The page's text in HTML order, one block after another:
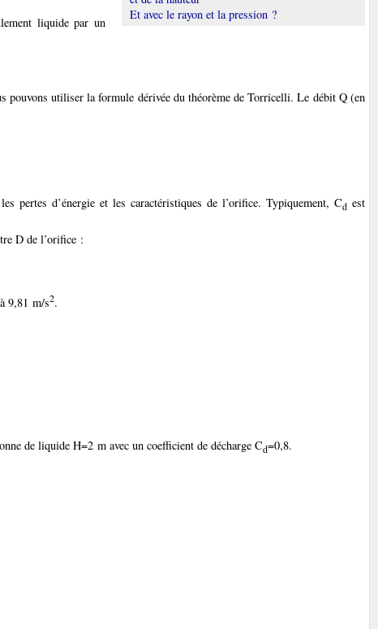
Et avec le rayon et la pression ?
liquide par un
pouvons utiliser la formule dérivée du théorème de Torricelli. Le débit Q (en
pertes d’énergie et les caractéristiques de l’orifice. Typiquement, Cd est
D de l’orifice :
9,81 m/s2.
de liquide H=2 m avec un coefficient de décharge Cd=0,8.